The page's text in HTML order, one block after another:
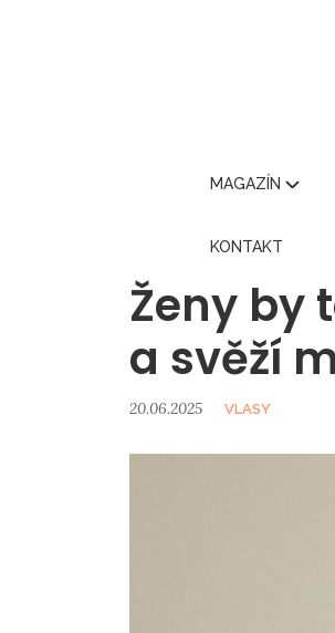
MAGAZÍN
KONTAKT
Ženy by
a svěží
20.06.2025 VLASY